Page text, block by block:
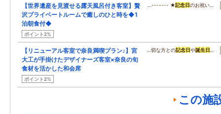
【世界遺産を見渡せる露天風呂付き客室】贅
沢プライベートルームで癒しのひと時を◆1
泊朝食付◆
ポイント2%
…------- ★記念日のお祝い…
【リニューアル客室で奈良満喫プラン♪】宮
大工が手掛けたデザイナーズ客室×奈良の旬
食材を活かした和会席
ポイント2%
…切な方との記念日や誕生日 …
この施